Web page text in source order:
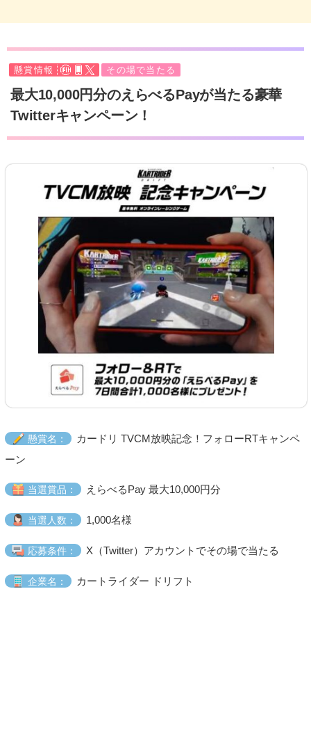
懸賞情報 その場で当たる
最大10,000円分のえらべるPayが当たる豪華
Twitterキャンペーン！
懸賞名：
カードリ TVCM放映記念！フォローRTキャンペ
ーン
当選賞品： えらべるPay 最大10,000円分
当選人数： 1,000名様
応募条件： X（Twitter）アカウントでその場で当たる
企業名： カートライダー ドリフト